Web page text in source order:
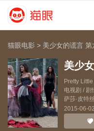
猫眼电影 > 美少女的谎言 第
美少
Pretty
电视剧 / 剧
萨莎·皮特丝
2015-06-